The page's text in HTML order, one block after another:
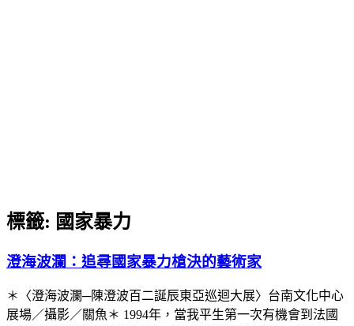
標籤: 國家暴力
澄海波瀾：追尋國家暴力槍決的藝術家
＊〈澄海波瀾─陳澄波百二誕辰東亞巡迴大展〉台南文化中心
展場／攝影／關魚＊ 1994年，當我平生第一次有機會到法國